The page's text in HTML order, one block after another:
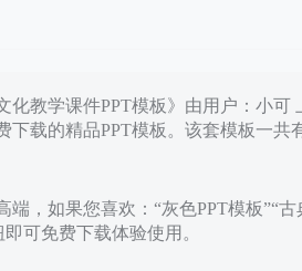
化教学课件PPT模板》由用户：小可
下载的精品PPT模板。该套模板一
端，如果您喜欢：“灰色PPT模板”“
可免费下载体验使用。